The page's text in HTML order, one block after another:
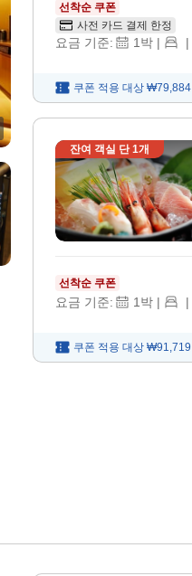
선착순 쿠폰
사전 카드 결제 한정
요금 기준: 1 박 | |
쿠폰 적용 대상 ₩79,884
잔여 객실 단1개
선착순 쿠폰
요금 기준: 1 박 | |
쿠폰 적용 대상 ₩91,719